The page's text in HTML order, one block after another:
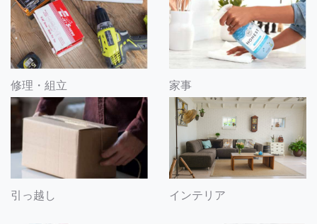
修理・組立 家事
引っ越し インテリア